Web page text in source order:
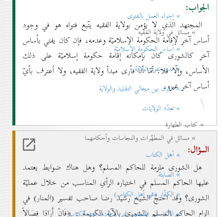
الجواب:
المجتهد الذي لا يؤمن بولاية الفقيه يتّبع فتواه هو في وجود
أساس آخر لإقامة الحكومة الإسلاميّة وعدمه، فإن كان يفتي بأساس
آخر كالشورى كان بإمكانه إقامة حكومة إسلاميّة على ذلك
الأساس، وإلّا فلا. أمّا أنا فأرى مبدأ ولاية الفقيه، ولا أعترف بأيّ
أساس آخر غيره.
۱
السؤال:
هل الشورى ملزمة للحاكم المسلم؟ وهل هناك ضوابط يعتمد
عليها الحاكم المسلم في اختياره الرأي المناسب من خلال عمليّة
الشورى؟ وقد احتجّ الشيخ رشيد رضا صاحب تفسير (المنار) في
إلزام الحاكم المسلم بالشورى بالآية الكريمة : ﴿فَإِنْ أَرَادَا فِصَالاً
» إجزاء العمل بالفتوی
» مسائل في ولاية الفقيه
» أساس الحكومة الإسلاميّة
» مدی نفوذ الولاية
» الفرق بين مجالي التقليد والولاية
» تعدّد الولايات
» كتاب الطهارة
» مسائل في المطهّرات والنجاسات وأحكامهما
» أهل الكتاب
» الصابئة
» الكفّار (غير أهل الكتاب)
» الأكل في المطاعم التي يتراودها أهل الكتاب